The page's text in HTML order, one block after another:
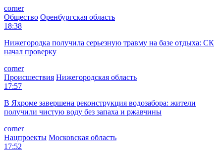
corner
Общество Оренбургская область
18:38
Нижегородка получила серьезную травму на базе отдыха: СК
начал проверку
corner
Происшествия Нижегородская область
17:57
В Яхроме завершена реконструкция водозабора: жители
получили чистую воду без запаха и ржавчины
corner
Нацпроекты Московская область
17:52